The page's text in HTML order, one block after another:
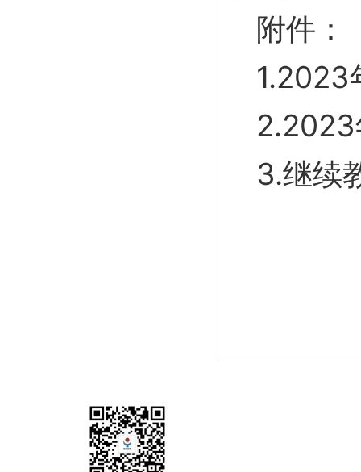
附件：
1.2023
2.2023
3.继续